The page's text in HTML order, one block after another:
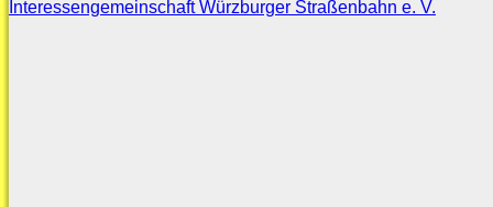
Interessengemeinschaft Würzburger Straßenbahn e. V.